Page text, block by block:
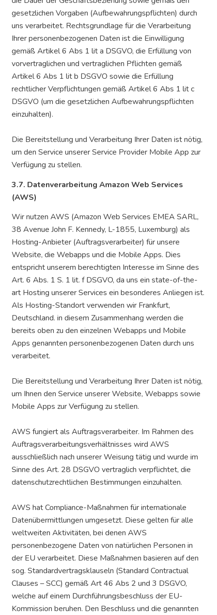
gesetzlichen Vorgaben (Aufbewahrungspflichten) durch
uns verarbeitet. Rechtsgrundlage für die Verarbeitung
Ihrer personenbezogenen Daten ist die Einwilligung
gemäß Artikel 6 Abs 1 lit a DSGVO, die Erfüllung von
vorvertraglichen und vertraglichen Pflichten gemäß
Artikel 6 Abs 1 lit b DSGVO sowie die Erfüllung
rechtlicher Verpflichtungen gemäß Artikel 6 Abs 1 lit c
DSGVO (um die gesetzlichen Aufbewahrungspflichten
einzuhalten).
Die Bereitstellung und Verarbeitung Ihrer Daten ist nötig,
um den Service unserer Service Provider Mobile App zur
Verfügung zu stellen.
3.7. Datenverarbeitung Amazon Web Services
(AWS)
Wir nutzen AWS (Amazon Web Services EMEA SARL,
38 Avenue John F. Kennedy, L-1855, Luxemburg) als
Hosting-Anbieter (Auftragsverarbeiter) für unsere
Website, die Webapps und die Mobile Apps. Dies
entspricht unserem berechtigten Interesse im Sinne des
Art. 6 Abs. 1 S. 1 lit. f DSGVO, da uns ein state-of-the-
art Hosting unserer Services ein besonderes Anliegen ist.
Als Hosting-Standort verwenden wir Frankfurt,
Deutschland. in diesem Zusammenhang werden die
bereits oben zu den einzelnen Webapps und Mobile
Apps genannten personenbezogenen Daten durch uns
verarbeitet.
Die Bereitstellung und Verarbeitung Ihrer Daten ist nötig,
um Ihnen den Service unserer Website, Webapps sowie
Mobile Apps zur Verfügung zu stellen.
AWS fungiert als Auftragsverarbeiter. Im Rahmen des
Auftragsverarbeitungsverhältnisses wird AWS
ausschließlich nach unserer Weisung tätig und wurde im
Sinne des Art. 28 DSGVO vertraglich verpflichtet, die
datenschutzrechtlichen Bestimmungen einzuhalten.
AWS hat Compliance-Maßnahmen für internationale
Datenübermittlungen umgesetzt. Diese gelten für alle
weltweiten Aktivitäten, bei denen AWS
personenbezogene Daten von natürlichen Personen in
der EU verarbeitet. Diese Maßnahmen basieren auf den
sog. Standardvertragsklauseln (Standard Contractual
Clauses – SCC) gemäß Art 46 Abs 2 und 3 DSGVO,
welche auf einem Durchführungsbeschluss der EU-
Kommission beruhen. Den Beschluss und die genannten